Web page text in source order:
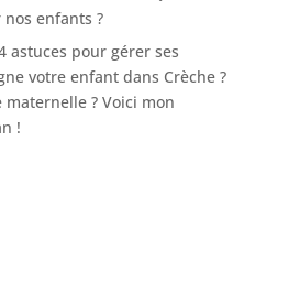
enfants ?
astuces pour gérer ses
votre enfantdans Crèche ?
maternelle ? Voici mon
!